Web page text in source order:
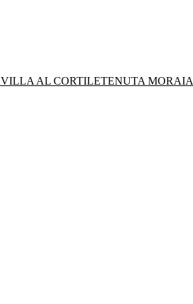
VILLA AL CORTILETENUTA MORAIA